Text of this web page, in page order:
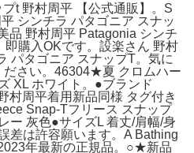
t 野村周平 【公式通販】。S
シンチラ パタゴニア スナッ
品 野村周平 Patagonia シンチ
即購入OKです。設楽さん 野村
パタゴニア スナップT。気に
ださい。46304★夏 クロムハー
XL ホワイト。●ブランド
村周平着用新品同様 タグ付き
Snap-Tフリース スナップ
ー 灰色●サイズL 着丈/肩幅/身
差は許容願います。A Bathing
年最新の正規品。○★新品